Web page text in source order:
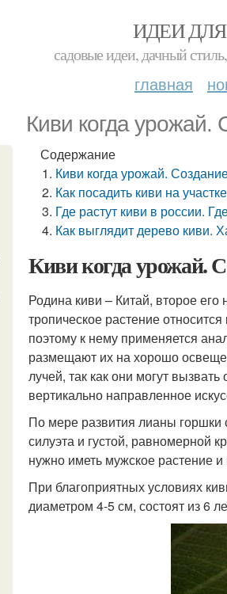
ИДЕИ
садовые идеи, дачный
главная
Киви когда урожай.
Содержание
Киви когда урожай.
Как посадить киви на
Где растут киви в россии.
Как выглядит дерево киви.
Киви когда урожай.
Родина киви – Китай, второе
тропическое растение
поэтому к нему применяется
размещают их на хорошо
лучей, так как они могут
вертикально направленное
По мере развития лианы горшки
силуэта и густой, равномерной
нужно иметь мужское растение
При благоприятных условиях
диаметром 4-5 см, состоят из 6